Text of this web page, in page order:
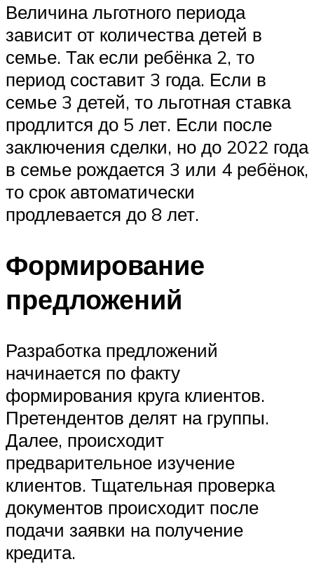
Величина льготного периода
зависит от количества детей в
семье. Так если ребёнка 2, то
период составит 3 года. Если в
семье 3 детей, то льготная ставка
продлится до 5 лет. Если после
заключения сделки, но до 2022 года
в семье рождается 3 или 4 ребёнок,
то срок автоматически
продлевается до 8 лет.
Формирование
предложений
Разработка предложений
начинается по факту
формирования круга клиентов.
Претендентов делят на группы.
Далее, происходит
предварительное изучение
клиентов. Тщательная проверка
документов происходит после
подачи заявки на получение
кредита.